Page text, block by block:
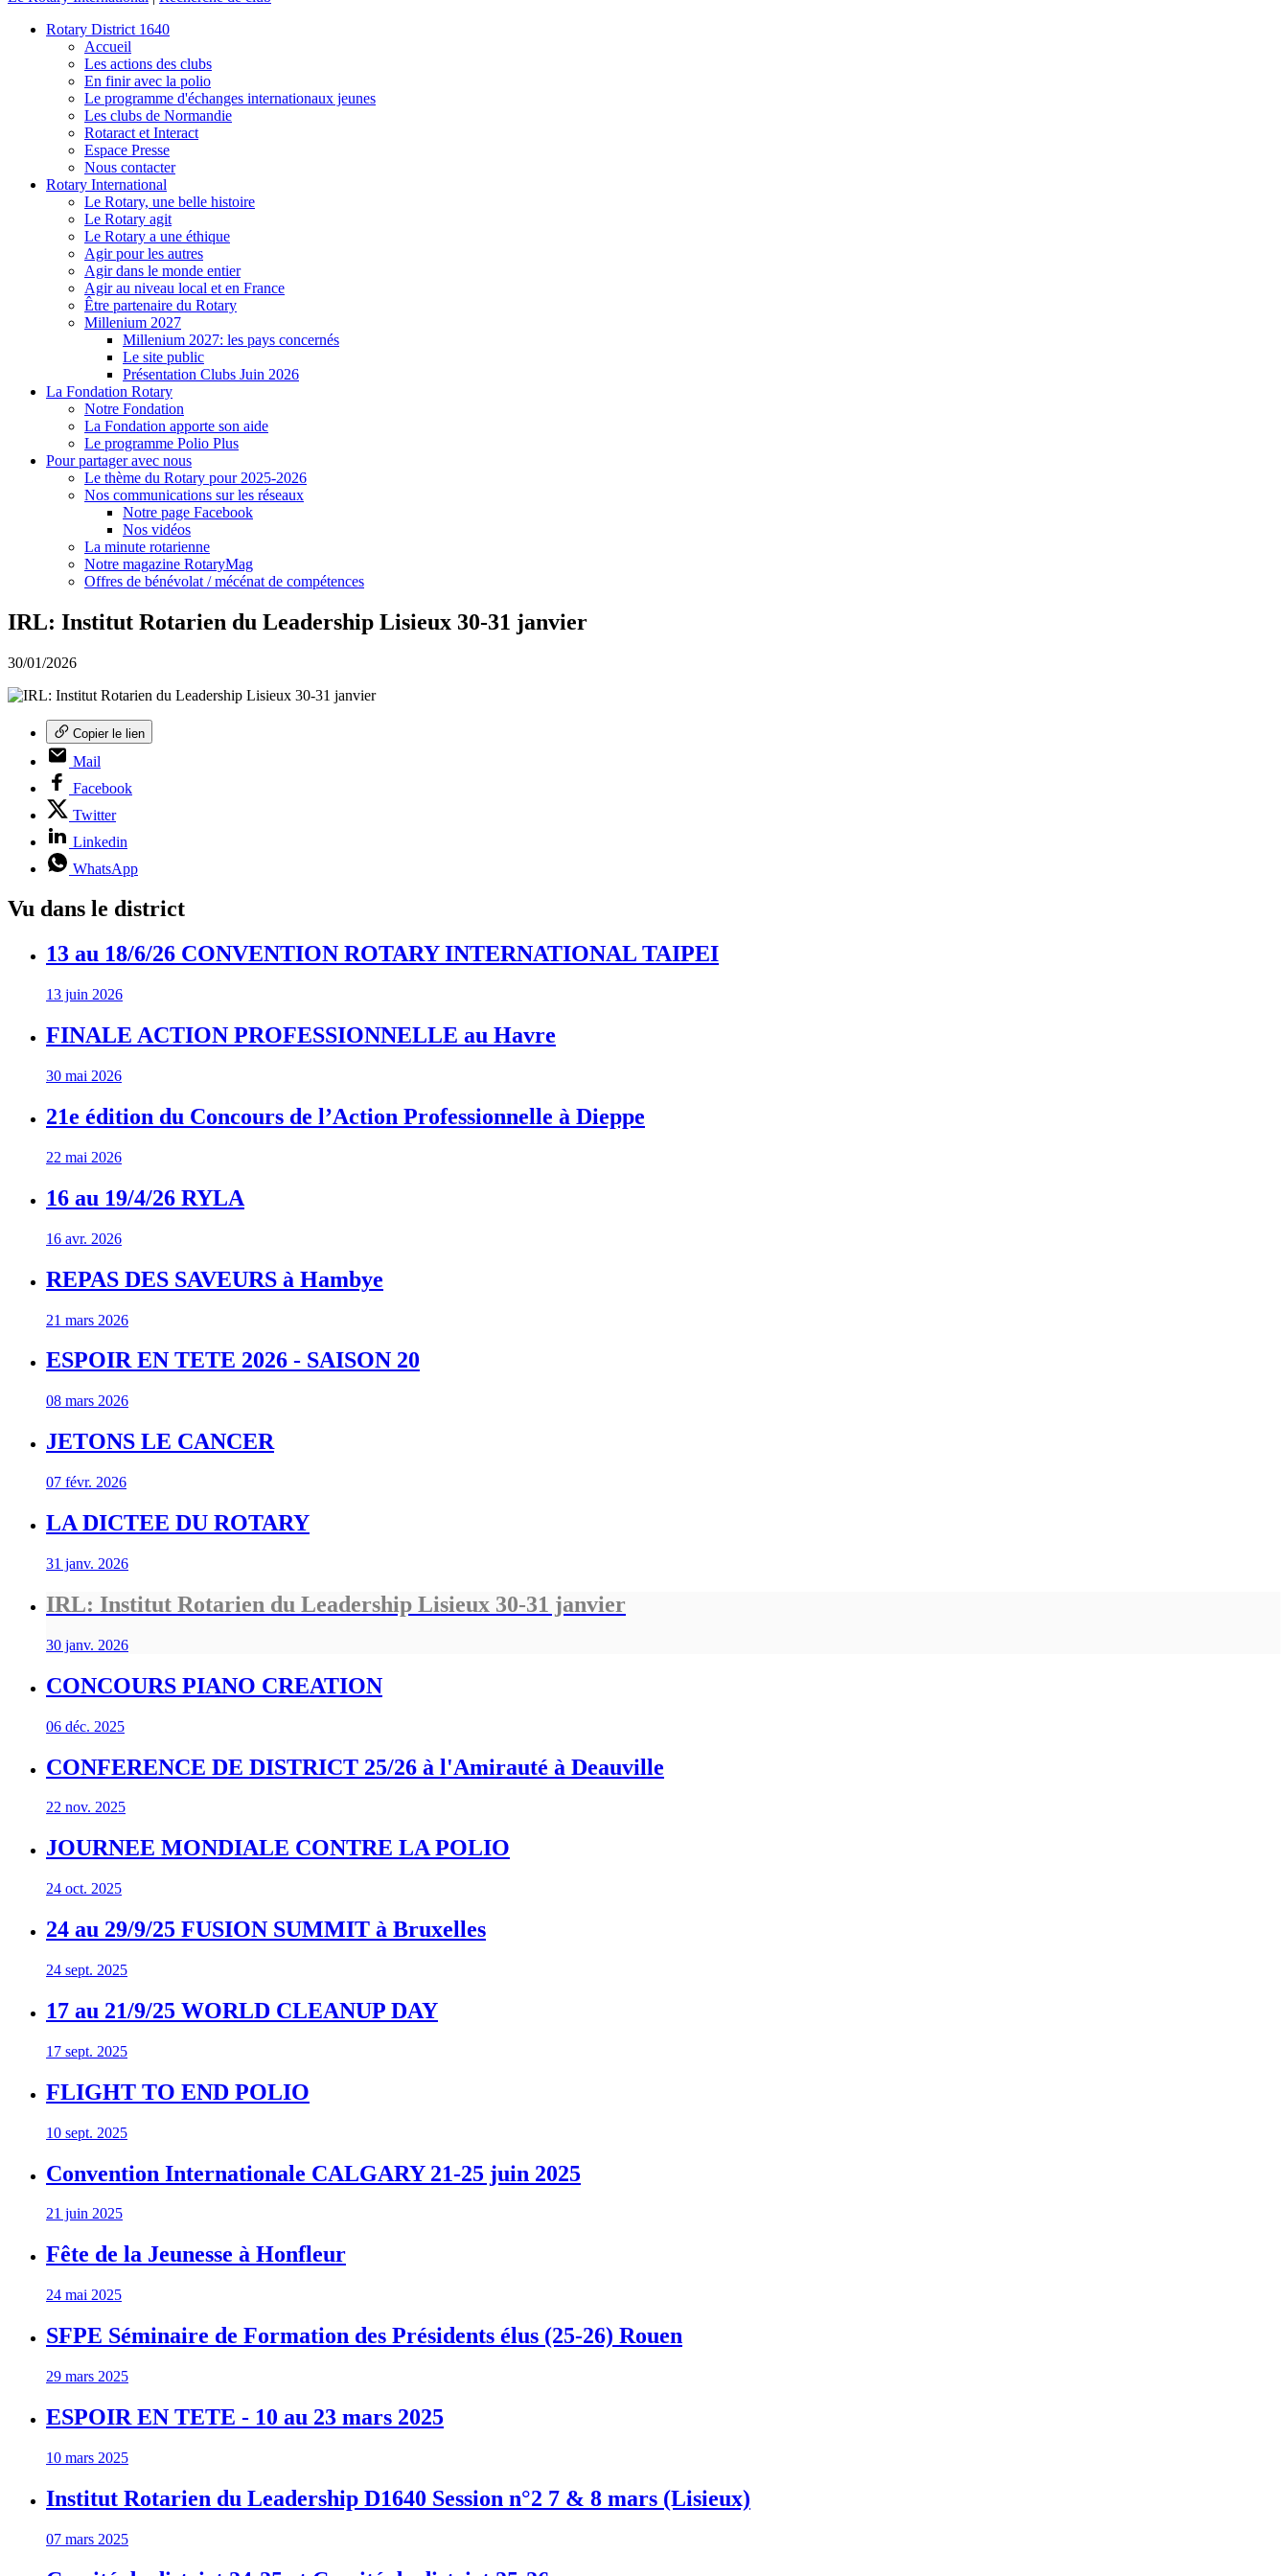
Rotary District 1640
Accueil
Les actions des clubs
En finir avec la polio
Le programme d'échanges internationaux jeunes
Les clubs de Normandie
Rotaract et Interact
Espace Presse
Nous contacter
Rotary International
Le Rotary, une belle histoire
Le Rotary agit
Le Rotary a une éthique
Agir pour les autres
Agir dans le monde entier
Agir au niveau local et en France
Être partenaire du Rotary
Millenium 2027
Millenium 2027: les pays concernés
Le site public
Présentation Clubs Juin 2026
La Fondation Rotary
Notre Fondation
La Fondation apporte son aide
Le programme Polio Plus
Pour partager avec nous
Le thème du Rotary pour 2025-2026
Nos communications sur les réseaux
Notre page Facebook
Nos vidéos
La minute rotarienne
Notre magazine RotaryMag
Offres de bénévolat / mécénat de compétences
IRL: Institut Rotarien du Leadership Lisieux 30-31 janvier
30/01/2026
Copier le lien
Mail
Facebook
Twitter
Linkedin
WhatsApp
Vu dans le district
13 au 18/6/26 CONVENTION ROTARY INTERNATIONAL TAIPEI
13 juin 2026
FINALE ACTION PROFESSIONNELLE au Havre
30 mai 2026
21e édition du Concours de l’Action Professionnelle à Dieppe
22 mai 2026
16 au 19/4/26 RYLA
16 avr. 2026
REPAS DES SAVEURS à Hambye
21 mars 2026
ESPOIR EN TETE 2026 - SAISON 20
08 mars 2026
JETONS LE CANCER
07 févr. 2026
LA DICTEE DU ROTARY
31 janv. 2026
IRL: Institut Rotarien du Leadership Lisieux 30-31 janvier
30 janv. 2026
CONCOURS PIANO CREATION
06 déc. 2025
CONFERENCE DE DISTRICT 25/26 à l'Amirauté à Deauville
22 nov. 2025
JOURNEE MONDIALE CONTRE LA POLIO
24 oct. 2025
24 au 29/9/25 FUSION SUMMIT à Bruxelles
24 sept. 2025
17 au 21/9/25 WORLD CLEANUP DAY
17 sept. 2025
FLIGHT TO END POLIO
10 sept. 2025
Convention Internationale CALGARY 21-25 juin 2025
21 juin 2025
Fête de la Jeunesse à Honfleur
24 mai 2025
SFPE Séminaire de Formation des Présidents élus (25-26) Rouen
29 mars 2025
ESPOIR EN TETE - 10 au 23 mars 2025
10 mars 2025
Institut Rotarien du Leadership D1640 Session n°2 7 & 8 mars (Lisieux)
07 mars 2025